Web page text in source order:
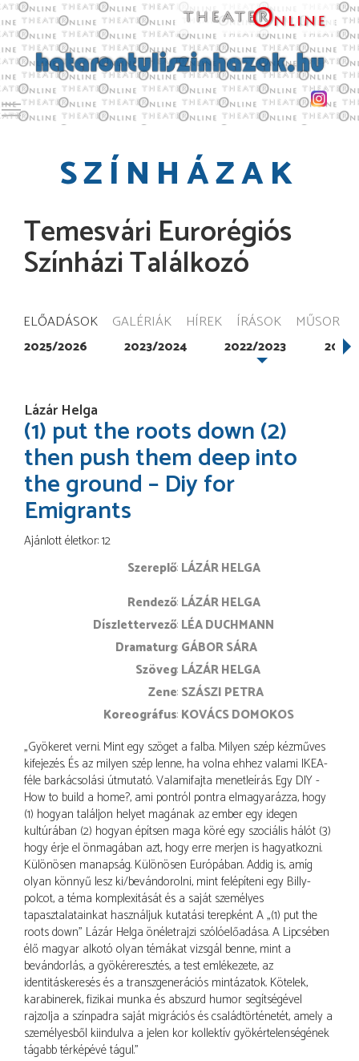
Toggle main menu visibility
SZÍNHÁZAK
Temesvári Eurorégiós
Színházi Találkozó
ELŐADÁSOK GALÉRIÁK HÍREK ÍRÁSOK MŰSOR
2025/2026 2023/2024 2022/2023
Lázár Helga
(1) put the roots down (2)
then push them deep into
the ground – Diy for
Emigrants
Ajánlott életkor: 12
Szereplő LÁZÁR HELGA
rendező LÁZÁR HELGA
díszlettervező LÉA DUCHMANN
dramaturg GÁBOR SÁRA
szöveg LÁZÁR HELGA
zene SZÁSZI PETRA
koreográfus KOVÁCS DOMOKOS
„Gyökeret verni. Mint egy szöget a falba. Milyen szép kézműves
kifejezés. És az milyen szép lenne, ha volna ehhez valami IKEA-
féle barkácsolási útmutató. Valamifajta menetleírás. Egy DIY -
How to build a home?, ami pontról pontra elmagyarázza, hogy
(1) hogyan találjon helyet magának az ember egy idegen
kultúrában (2) hogyan építsen maga köré egy szociális hálót (3)
hogy érje el önmagában azt, hogy erre merjen is hagyatkozni.
Különösen manapság. Különösen Európában. Addig is, amíg
olyan könnyű lesz ki/bevándorolni, mint felépíteni egy Billy-
polcot, a téma komplexitását és a saját személyes
tapasztalatainkat használjuk kutatási terepként. A „(1) put the
roots down” Lázár Helga önéletrajzi szólóelőadása. A Lipcsében
élő magyar alkotó olyan témákat vizsgál benne, mint a
bevándorlás, a gyökéreresztés, a test emlékezete, az
identitáskeresés és a transzgenerációs mintázatok. Kötelek,
karabinerek, fizikai munka és abszurd humor segítségével
rajzolja a színpadra saját migrációs és családtörténetét, amely a
személyesből kiindulva a jelen kor kollektív gyökértelenségének
tágabb térképévé tágul.”